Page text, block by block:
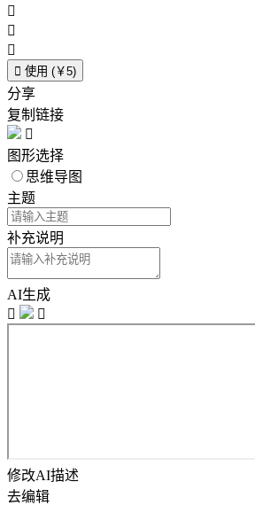



 使用 (￥5)
分享
复制链接

图形选择
思维导图
主题
补充说明
AI生成


修改AI描述
去编辑